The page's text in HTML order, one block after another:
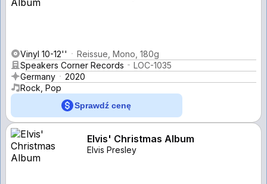
Vinyl 10-12''
Reissue, Mono, 180g
Speakers Corner Records
LOC-1035
Germany
2020
Rock, Pop
Sprawdź cenę
Elvis' Christmas Album
Elvis Presley